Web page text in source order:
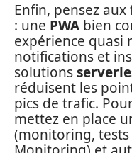
Enfin, pensez aux
: une PWA bien
expérience quasi
notifications et
solutions
réduisent les
pics de trafic.
mettez en place
(monitoring, tests